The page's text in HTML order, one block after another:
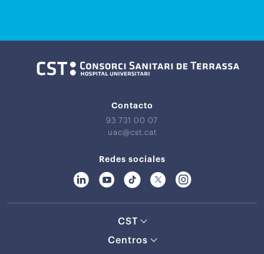
Contacto
93 731 00 07
uac@cst.cat
Redes sociales
CST
Centros